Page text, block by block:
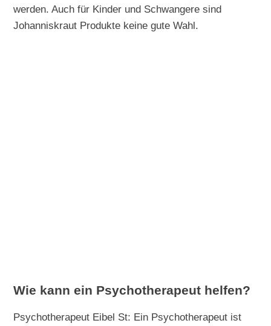
werden. Auch für Kinder und Schwangere sind
Johanniskraut Produkte keine gute Wahl.
Wie kann ein Psychotherapeut helfen?
Psychotherapeut Eibel St: Ein Psychotherapeut ist